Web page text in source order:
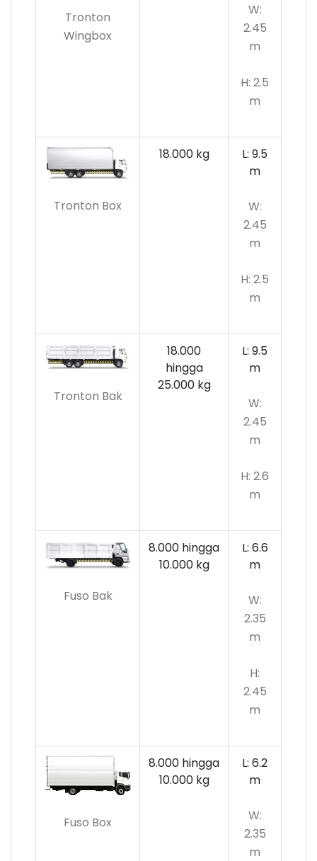
Tronton
Wingbox
W:
2.45
m
H: 2.5
m
Tronton Box
18.000 kg
L: 9.5
m
W:
2.45
m
H: 2.5
m
Tronton Bak
18.000
hingga
25.000 kg
L: 9.5
m
W:
2.45
m
H: 2.6
m
Fuso Bak
8.000 hingga
10.000kg
L: 6.6
m
W:
2.35
m
H:
2.45
m
Fuso Box
8.000 hingga
10.000 kg
L: 6.2
m
W:
2.35
m